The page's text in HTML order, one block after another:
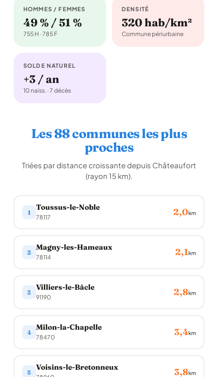
HOMMES / FEMMES
49 % / 51 %
755 H · 785 F
DENSITÉ
320 hab/km²
Commune périurbaine
SOLDE NATUREL
+3 / an
10 naiss. · 7 décès
Les 88 communes les plus
proches
Triées par distance croissante depuis Châteaufort
(rayon 15 km).
1
Toussus-le-Noble
78117 2,0km
2
Magny-les-Hameaux
78114 2,1km
3
Villiers-le-Bâcle
91190 2,8km
4
Milon-la-Chapelle
78470 3,4km
5
Voisins-le-Bretonneux 3,8km